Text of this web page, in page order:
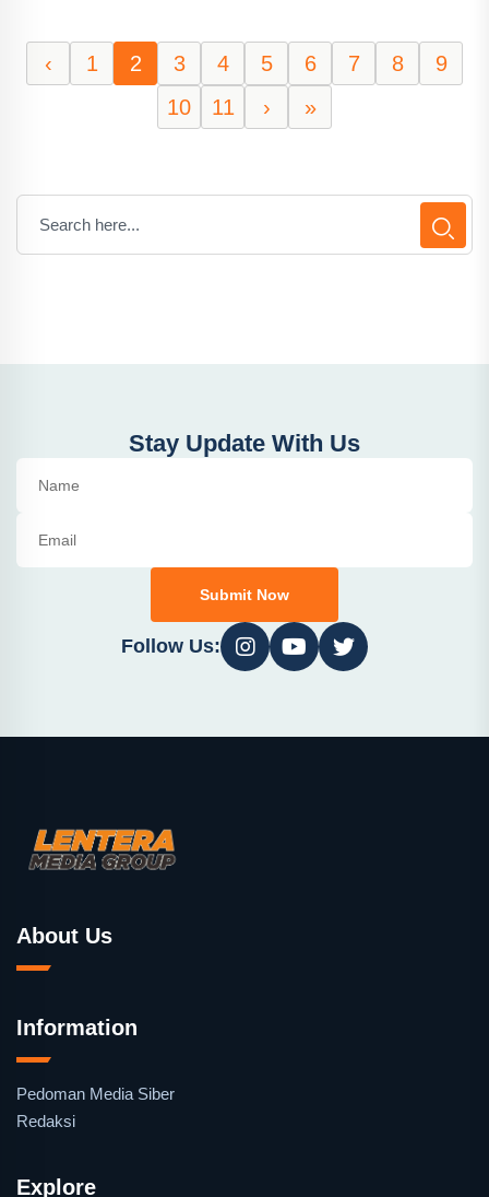
‹ 1 2 3 4 5 6 7 8
9
10
11 › »
Stay Update With Us
Submit Now
Follow Us:
About Us
Information
Pedoman Media Siber
Redaksi
Explore